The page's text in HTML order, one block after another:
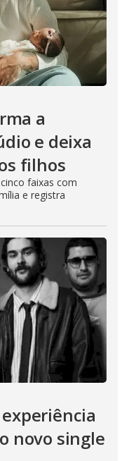
a
e deixa
filhos
faixas com
e registra
novo single